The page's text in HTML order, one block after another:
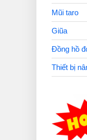
Mũi taro
Giũa
Đồng hồ
Thiết bị